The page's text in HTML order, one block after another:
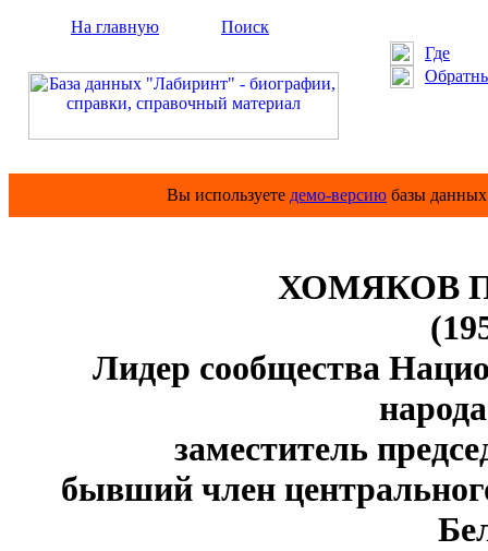
На главную
Поиск
Где
Вы используете демо-версию базы
ХОМЯКОВ
Лидер сообщества
заместитель
бывший член